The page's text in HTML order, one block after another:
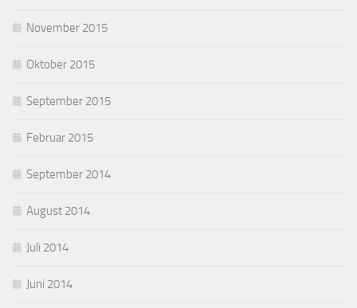
November 2015
Oktober 2015
September 2015
Februar 2015
September 2014
August 2014
Juli 2014
Juni 2014